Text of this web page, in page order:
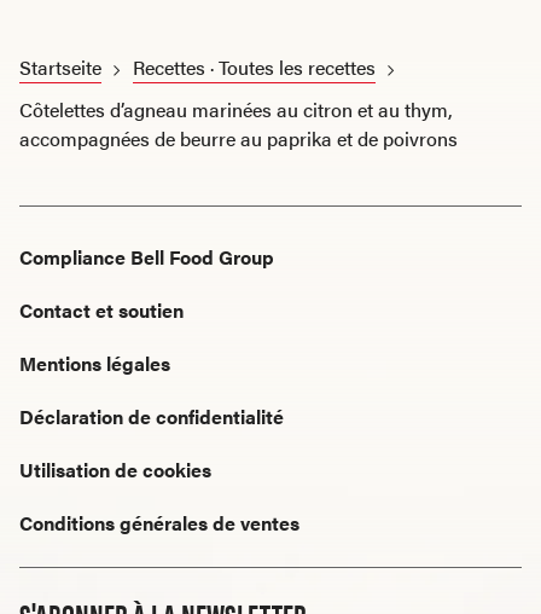
Startseite
Recettes · Toutes les recettes
Côtelettes d’agneau marinées au citron et au thym,
accompagnées de beurre au paprika et de poivrons
Compliance Bell Food Group
Contact et soutien
Mentions légales
Déclaration de confidentialité
Utilisation de cookies
Conditions générales de ventes